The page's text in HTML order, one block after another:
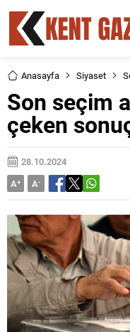
Anasayfa Siyaset
Son seçim
çeken
28.10.2024
A+ A-